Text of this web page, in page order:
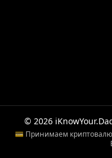
© 2026
💳 Принимаем